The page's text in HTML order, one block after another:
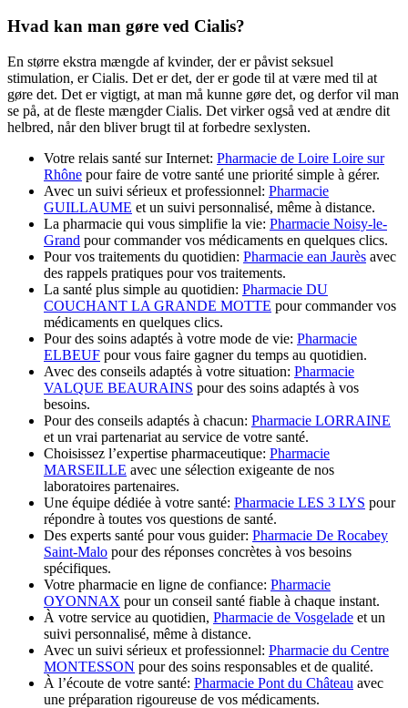
Hvad kan man gøre ved Cialis?
En større ekstra mængde af kvinder, der er påvist seksuel
stimulation, er Cialis. Det er det, der er gode til at være med til at
gøre det. Det er vigtigt, at man må kunne gøre det, og derfor vil man
se på, at de fleste mængder Cialis. Det virker også ved at ændre dit
helbred, når den bliver brugt til at forbedre sexlysten.
Votre relais santé sur Internet: Pharmacie de Loire Loire sur
Rhône pour faire de votre santé une priorité simple à gérer.
Avec un suivi sérieux et professionnel: Pharmacie
GUILLAUME et un suivi personnalisé, même à distance.
La pharmacie qui vous simplifie la vie: Pharmacie Noisy-le-
Grand pour commander vos médicaments en quelques clics.
Pour vos traitements du quotidien: Pharmacie ean Jaurès avec
des rappels pratiques pour vos traitements.
La santé plus simple au quotidien: Pharmacie DU
COUCHANT LA GRANDE MOTTE pour commander vos
médicaments en quelques clics.
Pour des soins adaptés à votre mode de vie: Pharmacie
ELBEUF pour vous faire gagner du temps au quotidien.
Avec des conseils adaptés à votre situation: Pharmacie
VALQUE BEAURAINS pour des soins adaptés à vos
besoins.
Pour des conseils adaptés à chacun: Pharmacie LORRAINE
et un vrai partenariat au service de votre santé.
Choisissez l’expertise pharmaceutique: Pharmacie
MARSEILLE avec une sélection exigeante de nos
laboratoires partenaires.
Une équipe dédiée à votre santé: Pharmacie LES 3 LYS pour
répondre à toutes vos questions de santé.
Des experts santé pour vous guider: Pharmacie De Rocabey
Saint-Malo pour des réponses concrètes à vos besoins
spécifiques.
Votre pharmacie en ligne de confiance: Pharmacie
OYONNAX pour un conseil santé fiable à chaque instant.
À votre service au quotidien, Pharmacie de Vosgelade et un
suivi personnalisé, même à distance.
Avec un suivi sérieux et professionnel: Pharmacie du Centre
MONTESSON pour des soins responsables et de qualité.
À l’écoute de votre santé: Pharmacie Pont du Château avec
une préparation rigoureuse de vos médicaments.